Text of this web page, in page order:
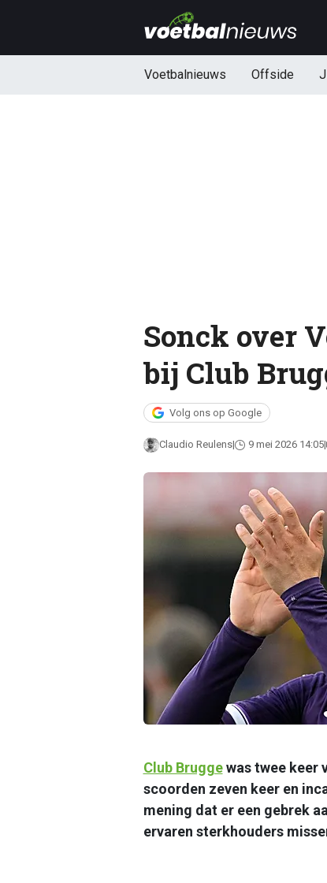
Voetbalnieuws Offside
Sonck over
bij Club
Volg ons op Google
Claudio Reulens 9 mei 2026 14:05
Club Bruggewas twee keer
scoorden zeven keer en
mening dat er een gebrek
ervaren sterkhouders